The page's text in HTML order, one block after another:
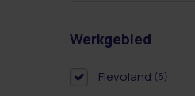
Werkgebied
Flevoland (6)